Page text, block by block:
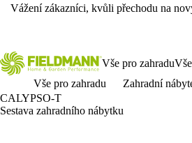
Vážení zákazníci, kvůli přechodu na
Vše pro zahradu
Vše pro zahradu
Zahradní
CALYPSO-T
Sestava zahradního nábytku